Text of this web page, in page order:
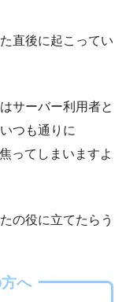
直後に起こってい
サーバー利用者と
つも通りに
ってしまいますよ
の役に立てたらう
へ